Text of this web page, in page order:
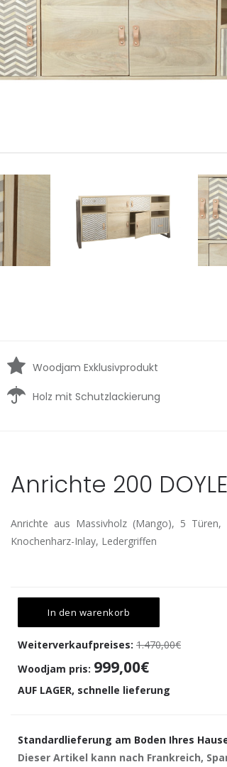
Woodjam Exklusivprodukt
Holz mit Schutzlackierung
Anrichte 200 DOYLE
Anrichte aus Massivholz (Mango), 5
Knochenharz-Inlay, Ledergriffen
In den warenkorb
Weiterverkaufpreises: 1.470,00€
Woodjam pris: 999,00€
AUF LAGER, schnelle lieferung
Standardlieferung am Boden Ihres
Dieser Artikel kann nach Frankreich,